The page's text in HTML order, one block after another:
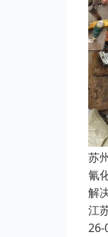
苏
氰
解
江
26-